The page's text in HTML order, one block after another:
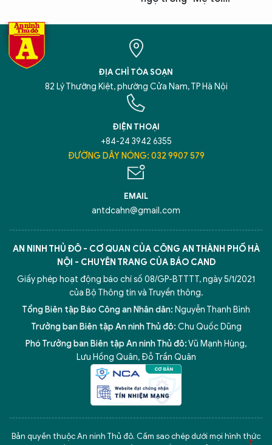
ĐỊA CHỈ TÒA SOẠN
82 Lý Thường Kiệt, phường Cửa Nam, TP Hà Nội
ĐIỆN THOẠI
+84-24 3942 6355
ĐƯỜNG DÂY NÓNG: 032 9907 579
EMAIL
antdcahn@gmail.com
AN NINH THỦ ĐÔ - CƠ QUAN CỦA CÔNG AN THÀNH PHỐ HÀ
NỘI - CHUYÊN TRANG CỦA BÁO CAND
Giấy phép hoạt động báo chí số 08/GP-BTTTT, ngày 5/1/2021
của Bộ Thông tin và Truyền thông.
Tổng Biên tập Báo Công an Nhân dân: Nguyễn Thanh Bình
Trưởng ban Biên tập An ninh Thủ đô: Chu Quốc Dũng
Phó Trưởng ban Biên tập An ninh Thủ đô:Vũ Mạnh Hùng,
Lưu Hồng Quân, Đỗ Trần Quân
Bản quyền thuộc An ninh Thủ đô. Cấm sao chép dưới mọi hình thức
5 điểm nghẽn của Hà Nội giải pháp xử lý điểm nghẽn của